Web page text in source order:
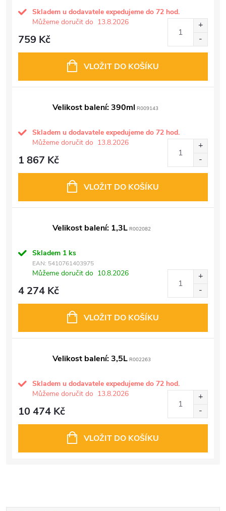
Skladem u dodavatele expedujeme do 72 hod.
Můžeme doručit do 13.8.2026
759 Kč
VLOŽIT DO KOŠÍKU
Velikost balení: 390ml R009143
Skladem u dodavatele expedujeme do 72 hod.
Můžeme doručit do 13.8.2026
1 867 Kč
VLOŽIT DO KOŠÍKU
Velikost balení: 1,3L R002082
Skladem 1 ks
EAN: 5410761403975
Můžeme doručit do 10.8.2026
4 274 Kč
VLOŽIT DO KOŠÍKU
Velikost balení: 3,5L R002263
Skladem u dodavatele expedujeme do 72 hod.
Můžeme doručit do 13.8.2026
10 474 Kč
VLOŽIT DO KOŠÍKU